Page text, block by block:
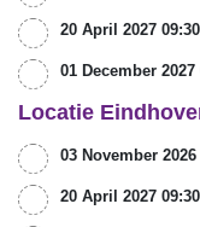
20 April 2027
01 December
Locatie
03 November
20 April 2027